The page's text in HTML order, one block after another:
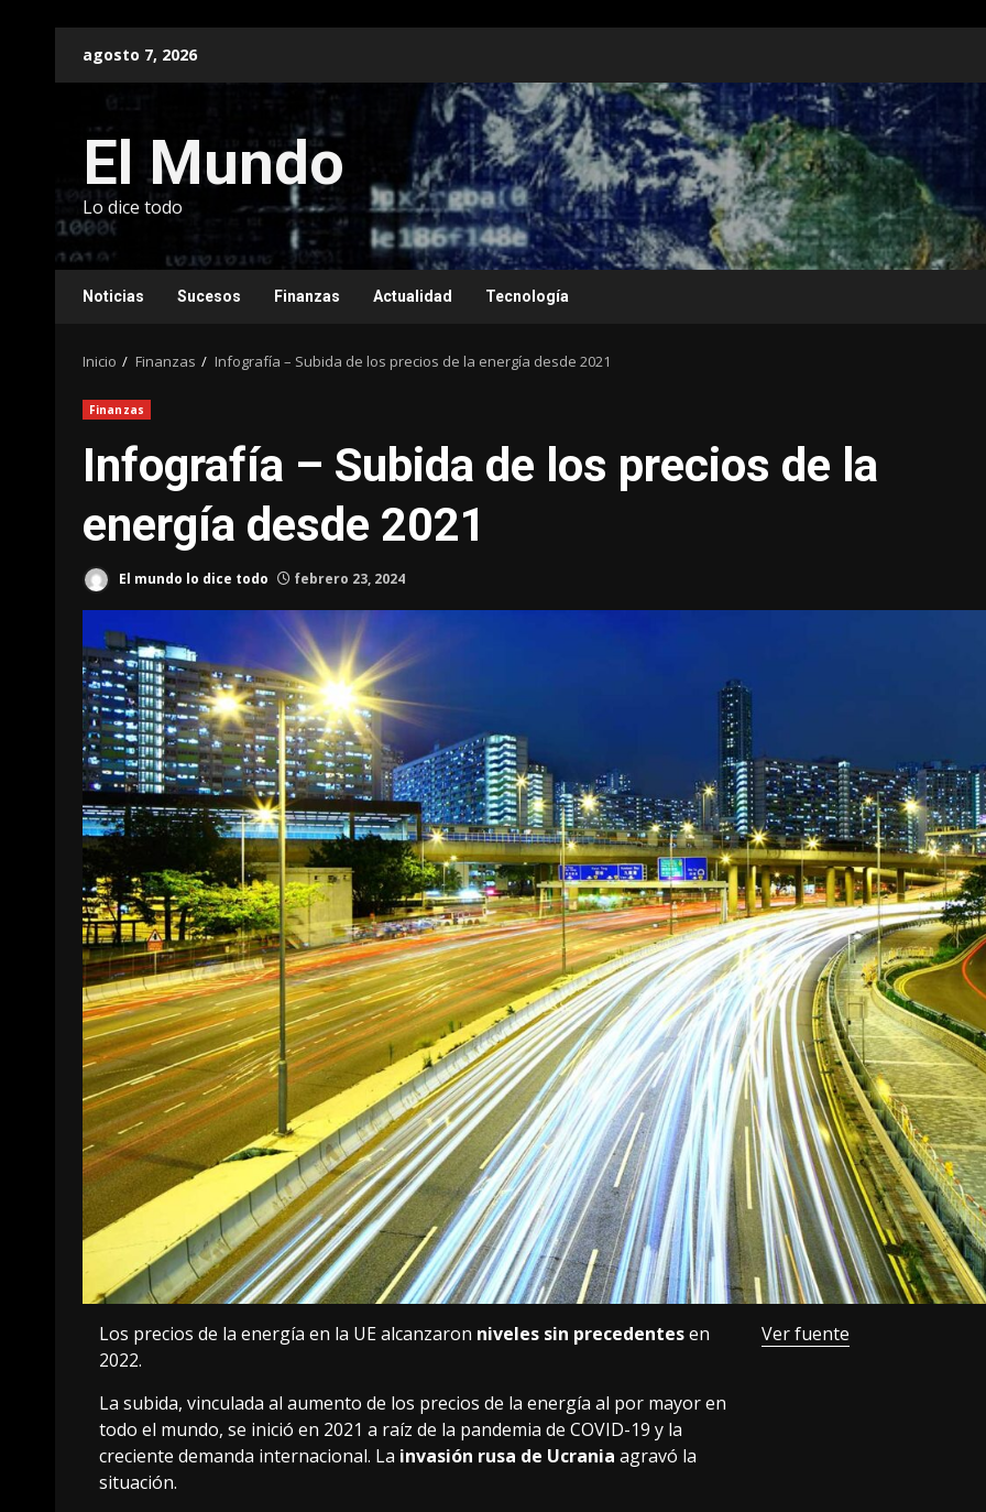
agosto 7, 2026
El Mundo
Lo dice todo
Noticias Sucesos Finanzas Actualidad Tecnología
Inicio Finanzas Infografía – Subida de los precios de la energía desde 2021
Finanzas
Infografía – Subida de los precios de la
energía desde 2021
El mundo lo dice todo febrero 23, 2024
Los precios de la energía en la UE alcanzaron niveles sin precedentesen
2022.
La subida, vinculada al aumento de los precios de la energía al por mayor en
todo el mundo, se inició en 2021 a raíz de la pandemia de COVID-19 y la
creciente demanda internacional. La invasión rusa de Ucrania agravó la
situación.
Ver fuente
Post
navigation